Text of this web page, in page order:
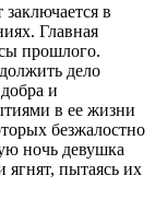
в
Главная
прошлого.
дело
и
в ее жизни
безжалостно
ночь девушка
пытаясь их